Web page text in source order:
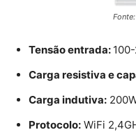
Tensão entrada:
Carga resistiva e
Carga indutiva:
Protocolo: WiFi